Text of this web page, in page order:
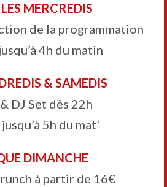
MERCREDIS
de la programmation
4h du matin
& SAMEDIS
DJ Set dès 22h
5h du mat’
DIMANCHE
à partir de 16€